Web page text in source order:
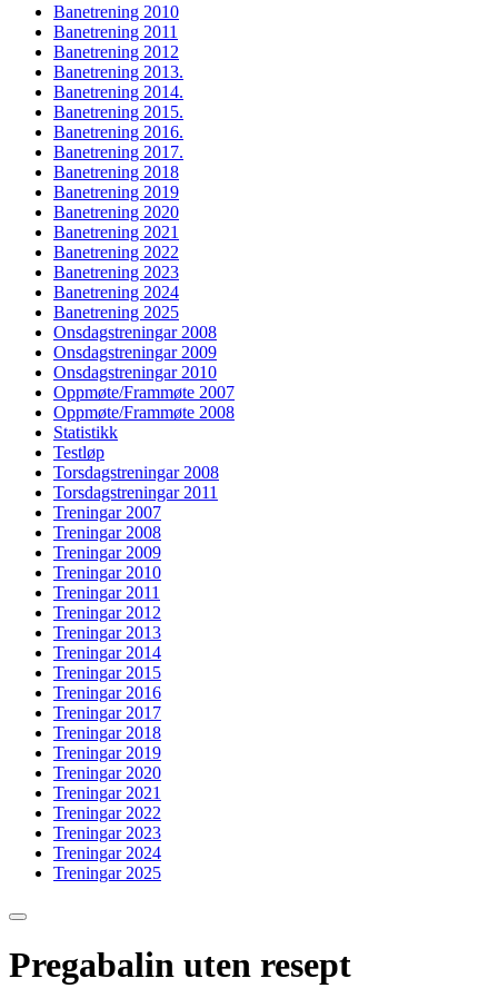
Banetrening 2010
Banetrening 2011
Banetrening 2012
Banetrening 2013.
Banetrening 2014.
Banetrening 2015.
Banetrening 2016.
Banetrening 2017.
Banetrening 2018
Banetrening 2019
Banetrening 2020
Banetrening 2021
Banetrening 2022
Banetrening 2023
Banetrening 2024
Banetrening 2025
Onsdagstreningar 2008
Onsdagstreningar 2009
Onsdagstreningar 2010
Oppmøte/Frammøte 2007
Oppmøte/Frammøte 2008
Statistikk
Testløp
Torsdagstreningar 2008
Torsdagstreningar 2011
Treningar 2007
Treningar 2008
Treningar 2009
Treningar 2010
Treningar 2011
Treningar 2012
Treningar 2013
Treningar 2014
Treningar 2015
Treningar 2016
Treningar 2017
Treningar 2018
Treningar 2019
Treningar 2020
Treningar 2021
Treningar 2022
Treningar 2023
Treningar 2024
Treningar 2025
Pregabalin uten resept